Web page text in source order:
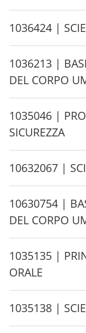
d
e
H
i
d
e
1036424 |
H
i
d
e
1036213 |
DEL CORPO
H
i
d
e
1035046 |
SICUREZZA
H
i
d
e
10632067 |
H
i
d
e
10630754 |
DEL CORPO
H
i
d
e
1035135 |
ORALE
H
i
1035138 |